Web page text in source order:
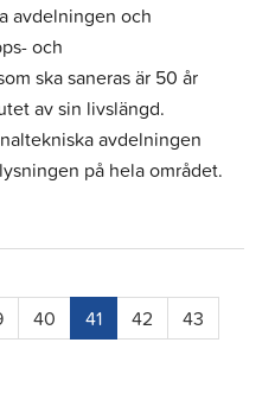
avdelningen och
och
ska saneras är 50 år
av sin livslängd.
avdelningen
på hela området.
40 41(current)
42
43